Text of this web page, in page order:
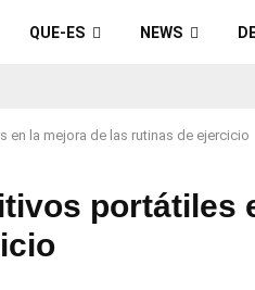
QUE-ES NEWS
la mejora de las rutinas de ejercicio
portátiles